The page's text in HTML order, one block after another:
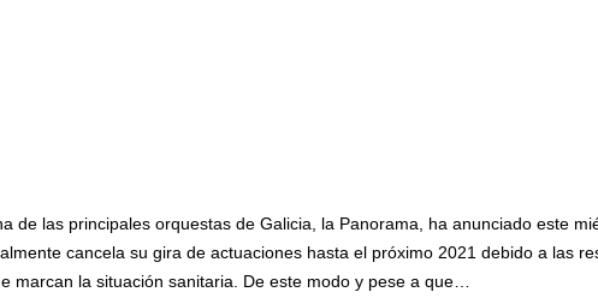
de las principales orquestas de Galicia, la Panorama, ha anunciado este
cancela su gira de actuaciones hasta el próximo 2021 debido a las
marcan la situación sanitaria. De este modo y pese a que…